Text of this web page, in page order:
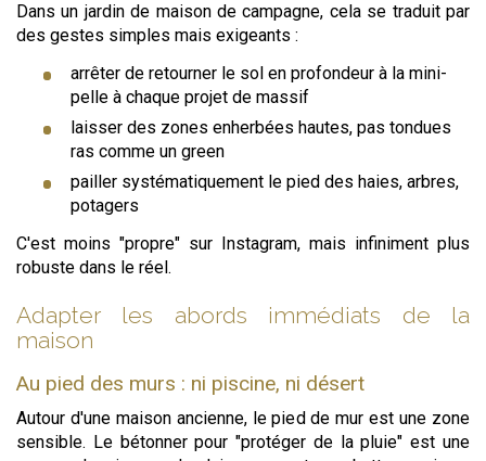
Dans un jardin de maison de campagne, cela se traduit par
des gestes simples mais exigeants :
arrêter de retourner le sol en profondeur à la mini-
pelle à chaque projet de massif
laisser des zones enherbées hautes, pas tondues
ras comme un green
pailler systématiquement le pied des haies, arbres,
potagers
C'est moins "propre" sur Instagram, mais infiniment plus
robuste dans le réel.
Adapter les abords immédiats de la
maison
Au pied des murs : ni piscine, ni désert
Autour d'une maison ancienne, le pied de mur est une zone
sensible. Le bétonner pour "protéger de la pluie" est une